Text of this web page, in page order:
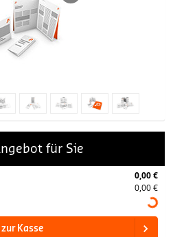
für Sie
0,00 €
0,00 €
Kasse